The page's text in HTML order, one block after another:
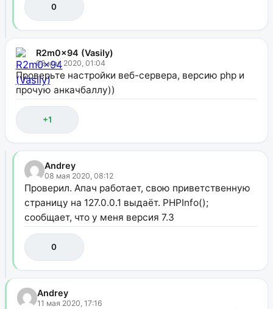
0
R2m0x94 (Vasily)
08 мая 2020, 01:04
Проверьте настройки веб-сервера, версию php и
прочую анкачбаллу))
+1
Andrey
08 мая 2020, 08:12
Проверил. Апач работает, свою приветственную
страницу на 127.0.0.1 выдаёт. PHPInfo();
сообщает, что у меня версия 7.3
0
Andrey
11 мая 2020, 17:16